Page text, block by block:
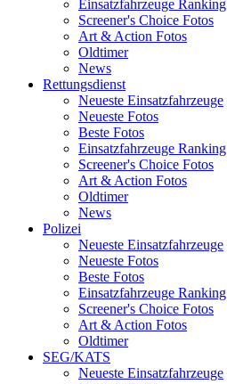
Einsatzfahrzeuge Ranking
Screener's Choice Fotos
Art & Action Fotos
Oldtimer
News
Rettungsdienst
Neueste Einsatzfahrzeuge
Neueste Fotos
Beste Fotos
Einsatzfahrzeuge Ranking
Screener's Choice Fotos
Art & Action Fotos
Oldtimer
News
Polizei
Neueste Einsatzfahrzeuge
Neueste Fotos
Beste Fotos
Einsatzfahrzeuge Ranking
Screener's Choice Fotos
Art & Action Fotos
Oldtimer
SEG/KATS
Neueste Einsatzfahrzeuge